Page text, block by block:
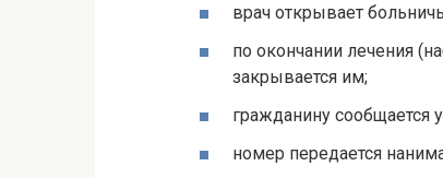
врач открывает
по окончании лечения
закрывается им;
гражданину сообщается
номер передается